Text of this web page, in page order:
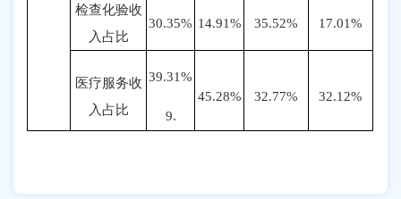
检查化验收
入占比
30.35% 14.91% 35.52% 17.01%
医疗服务收
入占比
39.31%
9.
45.28% 32.77% 32.12%